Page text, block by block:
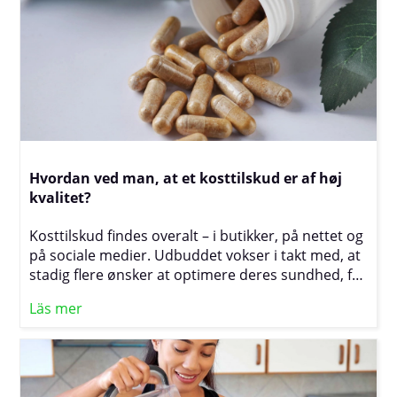
den nyeste viden og forklarer, hvordan D-vitamin
kan påvirke immunforsvaret.
Hvordan ved man, at et kosttilskud er af høj
kvalitet?
Kosttilskud findes overalt – i butikker, på nettet og
på sociale medier. Udbuddet vokser i takt med, at
stadig flere ønsker at optimere deres sundhed, få
hvordan ved man egentlig, om bøtten i hånden er
flotte emballager kan der gemme sig store
forskelle i både indhold og kvalitet. Det er ikke altid
let at skelne mellem markedsføringssnak og reel
Läs mer